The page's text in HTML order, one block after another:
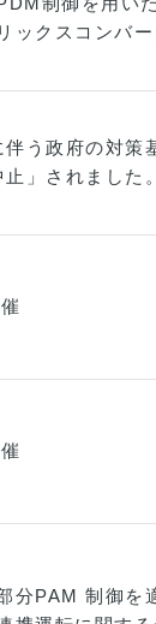
リックスコンバ
う政府の対策
」されました。
分PAM 制御を